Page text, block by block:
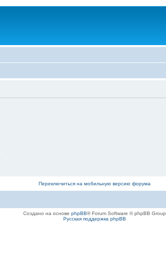
Переключиться на мобильную версию форума
Создано на основе phpBB® Forum Software © phpBB Group
Русская поддержка phpBB